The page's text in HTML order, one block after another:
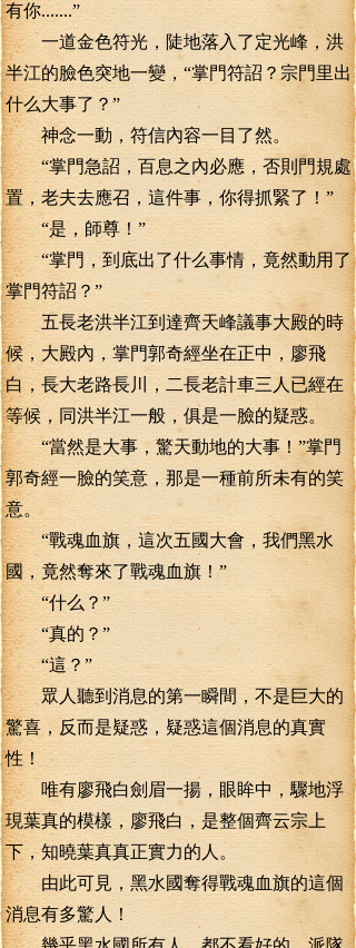
有你.......”
一道金色符光，陡地落入了定光峰，洪
半江的臉色突地一變，“掌門符詔？宗門里出
什么大事了？”
神念一動，符信內容一目了然。
“掌門急詔，百息之內必應，否則門規處
置，老夫去應召，這件事，你得抓緊了！”
“是，師尊！”
“掌門，到底出了什么事情，竟然動用了
掌門符詔？”
五長老洪半江到達齊天峰議事大殿的時
候，大殿內，掌門郭奇經坐在正中，廖飛
白，長大老路長川，二長老計車三人已經在
等候，同洪半江一般，俱是一臉的疑惑。
“當然是大事，驚天動地的大事！”掌門
郭奇經一臉的笑意，那是一種前所未有的笑
意。
“戰魂血旗，這次五國大會，我們黑水
國，竟然奪來了戰魂血旗！”
“什么？”
“真的？”
“這？”
眾人聽到消息的第一瞬間，不是巨大的
驚喜，反而是疑惑，疑惑這個消息的真實
性！
唯有廖飛白劍眉一揚，眼眸中，驟地浮
現葉真的模樣，廖飛白，是整個齊云宗上
下，知曉葉真真正實力的人。
由此可見，黑水國奪得戰魂血旗的這個
消息有多驚人！